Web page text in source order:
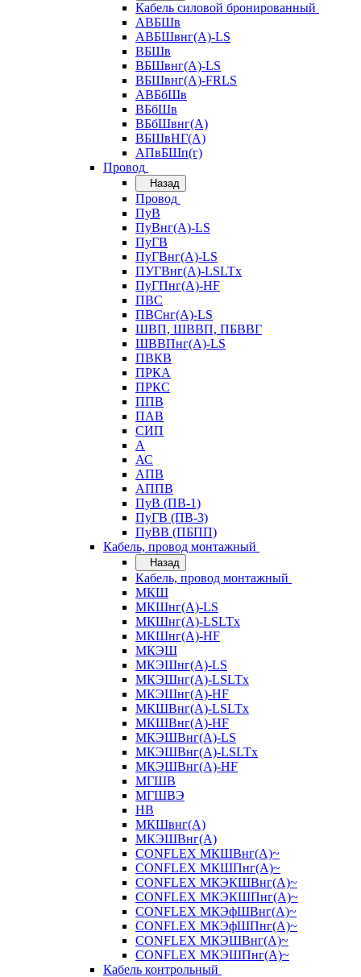
Кабель силовой бронированный
АВБШв
АВБШвнг(А)-LS
ВБШв
ВБШвнг(А)-LS
ВБШвнг(А)-FRLS
АВБбШв
ВБбШв
ВБбШвнг(А)
ВБШвНГ(А)
АПвБШп(г)
Провод
Назад
Провод
ПуВ
ПуВнг(А)-LS
ПуГВ
ПуГВнг(А)-LS
ПУГВнг(А)-LSLTx
ПуГПнг(А)-HF
ПВС
ПВСнг(А)-LS
ШВП, ШВВП, ПБВВГ
ШВВПнг(А)-LS
ПВКВ
ПРКА
ПРКС
ППВ
ПАВ
СИП
А
АС
АПВ
АППВ
ПуВ (ПВ-1)
ПуГВ (ПВ-3)
ПуВВ (ПБПП)
Кабель, провод монтажный
Назад
Кабель, провод монтажный
МКШ
МКШнг(А)-LS
МКШнг(А)-LSLTx
МКШнг(А)-HF
МКЭШ
МКЭШнг(А)-LS
МКЭШнг(А)-LSLTx
МКЭШнг(А)-HF
МКШВнг(A)-LSLTx
МКШВнг(А)-HF
МКЭШВнг(А)-LS
МКЭШВнг(A)-LSLTx
МКЭШВнг(А)-HF
МГШВ
МГШВЭ
НВ
МКШвнг(А)
МКЭШВнг(А)
CONFLEX МКШВнг(А)~
CONFLEX МКШПнг(А)~
CONFLEX МКЭКШВнг(А)~
CONFLEX МКЭКШПнг(А)~
CONFLEX МКЭфШВнг(А)~
CONFLEX МКЭфШПнг(А)~
CONFLEX МКЭШВнг(А)~
CONFLEX МКЭШПнг(А)~
Кабель контрольный